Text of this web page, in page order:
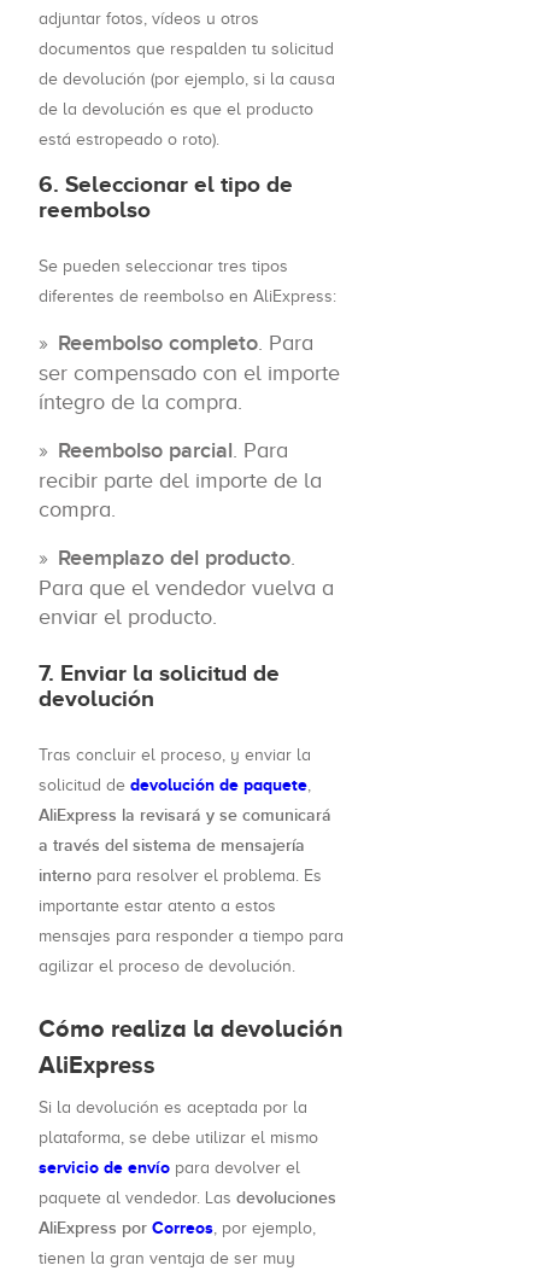
adjuntar fotos, vídeos u otros
documentos que respalden tu solicitud
de devolución (por ejemplo, si la causa
de la devolución es que el producto
está estropeado o roto).
6. Seleccionar el tipo de
reembolso
Se pueden seleccionar tres tipos
diferentes de reembolso en AliExpress:
Reembolso completo. Para
ser compensado con el importe
íntegro de la compra.
Reembolso parcial. Para
recibir parte del importe de la
compra.
Reemplazo del producto.
Para que el vendedor vuelva a
enviar el producto.
7. Enviar la solicitud de
devolución
Tras concluir el proceso, y enviar la
solicitud de devolución de paquete,
AliExpress la revisará y se comunicará
a través del sistema de mensajería
interno para resolver el problema. Es
importante estar atento a estos
mensajes para responder a tiempo para
agilizar el proceso de devolución.
Cómo realiza la devolución
AliExpress
Si la devolución es aceptada por la
plataforma, se debe utilizar el mismo
servicio de envío para devolver el
paquete al vendedor. Las devoluciones
AliExpress por Correos, por ejemplo,
tienen la gran ventaja de ser muy